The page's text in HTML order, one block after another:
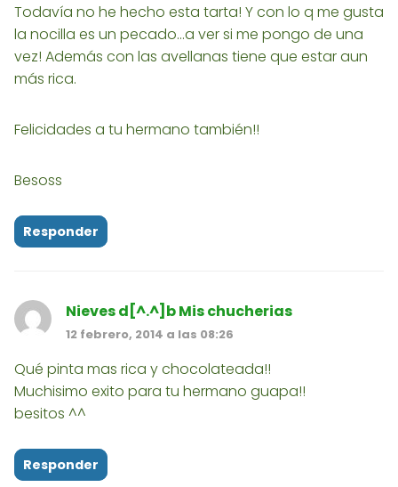
Todavía no he hecho esta tarta! Y con lo q me gusta
la nocilla es un pecado...a ver si me pongo de una
vez! Además con las avellanas tiene que estar aun
más rica.
Felicidades a tu hermano también!!
Besoss
Responder
Nieves d[^.^]b Mis chucherias
12 febrero, 2014 a las 08:26
Qué pinta mas rica y chocolateada!!
Muchisimo exito para tu hermano guapa!!
besitos ^^
Responder